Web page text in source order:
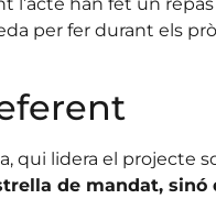
per fer durant els
qui lidera el projecte
de mandat, sinó